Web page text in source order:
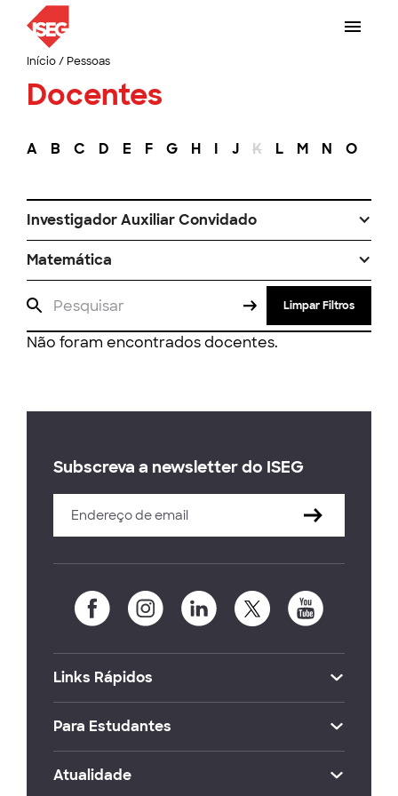
Início/ Pessoas
Docentes
A B C D E F G H I J K L M N O
Investigador Auxiliar Convidado
Matemática
Limpar Filtros
Não foram encontrados docentes.
Subscreva a newsletter do ISEG
Links Rápidos
Para Estudantes
Atualidade